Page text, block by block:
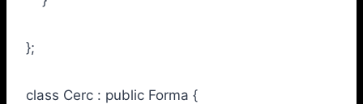
};
class Cerc : public Forma {